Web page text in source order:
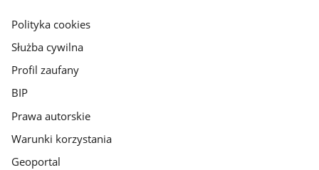
gov.pl
Polityka cookies
Służba cywilna
Profil zaufany
BIP
Prawa autorskie
Warunki korzystania
Geoportal